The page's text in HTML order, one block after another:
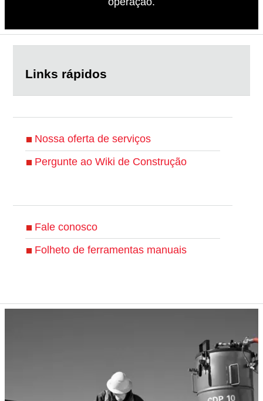
Links rápidos
Nossa oferta de serviços
Pergunte ao Wiki de Construção
Fale conosco
Folheto de ferramentas manuais